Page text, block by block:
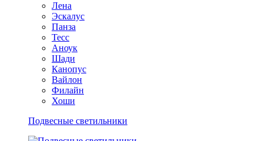
Лена
Эскалус
Панза
Тесс
Аноук
Шади
Канопус
Вайлон
Филайн
Хоши
Подвесные светильники